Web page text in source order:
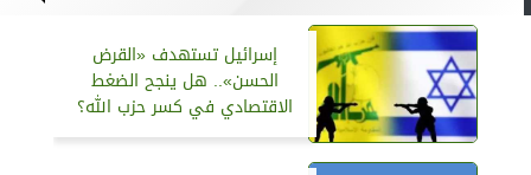
إسرائيل تستهدف «القرض
الحسن».. هل ينجح الضغط
الاقتصادي في كسر حزب الله؟